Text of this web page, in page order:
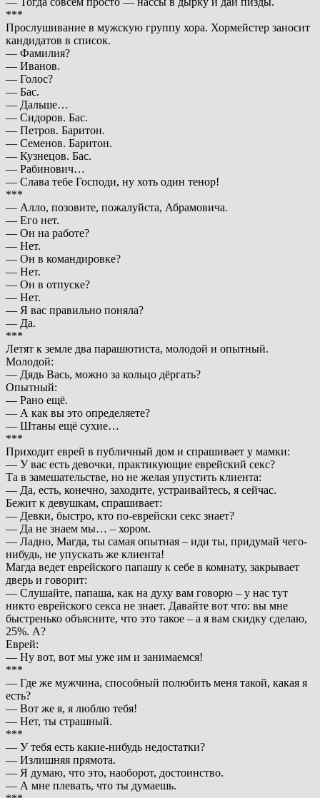
***
Прослушивание в мужскую группу хора. Хормейстер заносит
кандидатов в список.
— Фамилия?
— Иванов.
— Голос?
— Бас.
— Дальше…
— Сидоров. Бас.
— Петров. Баритон.
— Семенов. Баритон.
— Кузнецов. Бас.
— Рабинович…
— Слава тебе Господи, ну хоть один тенор!
***
— Алло, позовите, пожалyйста, Абpамовича.
— Его нет.
— Он на pаботе?
— Hет.
— Он в командиpовке?
— Hет.
— Он в отпyске?
— Hет.
— Я вас пpавильно поняла?
— Да.
***
Летят к земле два парашютиста, молодой и опытный.
Молодой:
— Дядь Вась, можно за кольцо дёргать?
Опытный:
— Рано ещё.
— А как вы это определяете?
— Штаны ещё сухие…
***
Приходит еврей в публичный дом и спрашивает у мамки:
— У вас есть девочки, практикующие еврейский секс?
Та в замешательстве, но не желая упустить клиента:
— Да, есть, конечно, заходите, устраивайтесь, я сейчас.
Бежит к девушкам, спрашивает:
— Девки, быстро, кто по-еврейски секс знает?
— Да не знаем мы… – хором.
— Ладно, Магда, ты самая опытная – иди ты, придумай чего-
нибудь, не упускать же клиента!
Магда ведет еврейского папашу к себе в комнату, закрывает
дверь и говорит:
— Слушайте, папаша, как на духу вам говорю – у нас тут
никто еврейского секса не знает. Давайте вот что: вы мне
быстренько объясните, что это такое – а я вам скидку сделаю,
25%. А?
Еврей:
— Ну вот, вот мы уже им и занимаемся!
***
— Где же мужчина, способный полюбить меня такой, какая я
есть?
— Вот же я, я люблю тебя!
— Нет, ты страшный.
***
— У тебя есть какие-нибудь недостатки?
— Излишняя прямота.
— Я думаю, что это, наоборот, достоинство.
— А мне плевать, что ты думаешь.